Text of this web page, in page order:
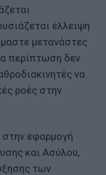
έλλειψη
μετανάστες
περίπτωση δεν
να
ροές στην
στην εφαρμογή
και Ασύλου,
των